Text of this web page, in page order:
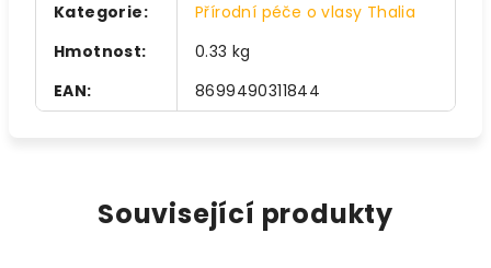
Kategorie:
Přírodní péče o vlasy Thalia
Hmotnost:
0.33 kg
EAN: 8699490311844
Související produkty